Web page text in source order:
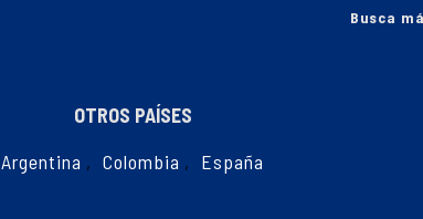
Busca
OTROS PAÍSES
Argentina , Colombia , España